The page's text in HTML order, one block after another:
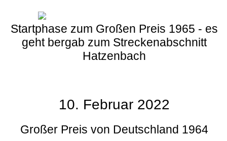
Startphase zum Großen Preis 1965 - es
geht bergab zum Streckenabschnitt
Hatzenbach
10. Februar 2022
Großer Preis von Deutschland 1964